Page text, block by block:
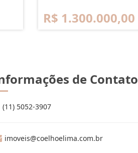
R$ 1.300.000,00
de Contato
(11) 5052-3907
imoveis@coelhoelima.com.br